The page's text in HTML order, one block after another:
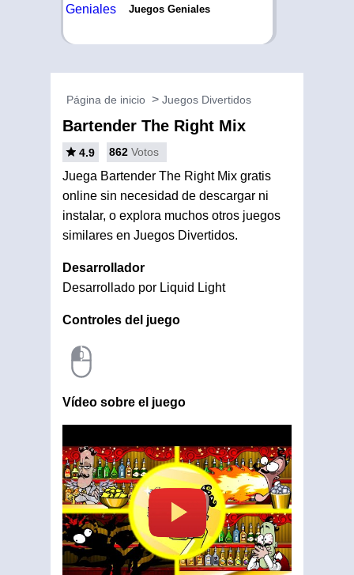
Juegos Geniales
Página de inicio Juegos Divertidos
Bartender The Right Mix
4.9 862 Votos
Juega Bartender The Right Mix gratis
online sin necesidad de descargar ni
instalar, o explora muchos otros juegos
similares en Juegos Divertidos.
Desarrollador
Desarrollado por Liquid Light
Controles del juego
Vídeo sobre el juego